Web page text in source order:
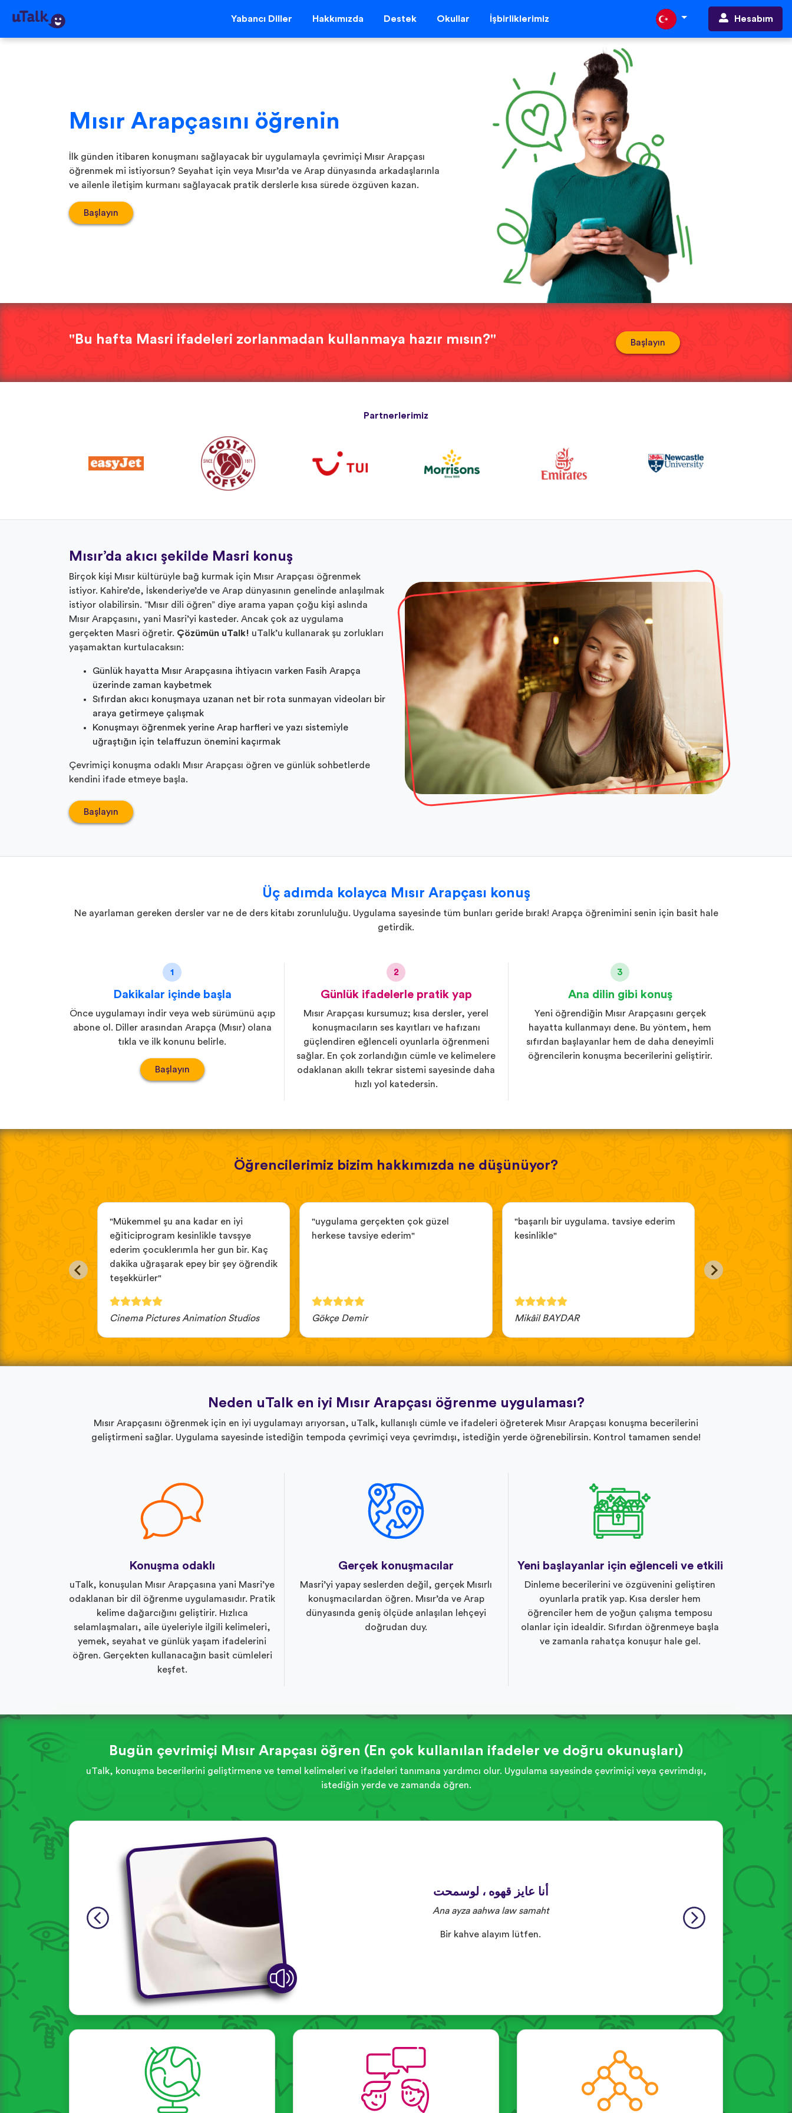
Yabancı Diller Hakkımızda Destek Okullar İşbirliklerimiz Hesabım
Mısır Arapçasını öğrenin
İlk günden itibaren konuşmanı sağlayacak bir uygulamayla çevrimiçi Mısır Arapçası
öğrenmek mi istiyorsun? Seyahat için veya Mısır’da ve Arap dünyasında arkadaşlarınla
ve ailenle iletişim kurmanı sağlayacak pratik derslerle kısa sürede özgüven kazan.
Başlayın
"Bu hafta Masri ifadeleri zorlanmadan kullanmaya hazır mısın?" Başlayın
Partnerlerimiz
Mısır’da akıcı şekilde Masri konuş
Birçok kişi Mısır kültürüyle bağ kurmak için Mısır Arapçası öğrenmek
istiyor. Kahire’de, İskenderiye’de ve Arap dünyasının genelinde anlaşılmak
istiyor olabilirsin. “Mısır dili öğren” diye arama yapan çoğu kişi aslında
Mısır Arapçasını, yani Masri’yi kasteder. Ancak çok az uygulama
gerçekten Masri öğretir. Çözümün uTalk! uTalk’u kullanarak şu zorlukları
yaşamaktan kurtulacaksın:
Günlük hayatta Mısır Arapçasına ihtiyacın varken Fasih Arapça
üzerinde zaman kaybetmek
Sıfırdan akıcı konuşmaya uzanan net bir rota sunmayan videoları bir
araya getirmeye çalışmak
Konuşmayı öğrenmek yerine Arap harfleri ve yazı sistemiyle
uğraştığın için telaffuzun önemini kaçırmak
Çevrimiçi konuşma odaklı Mısır Arapçası öğren ve günlük sohbetlerde
kendini ifade etmeye başla.
Başlayın
Üç adımda kolayca Mısır Arapçası konuş
Ne ayarlaman gereken dersler var ne de ders kitabı zorunluluğu. Uygulama sayesinde tüm bunları geride bırak! Arapça öğrenimini senin için basit hale
getirdik.
1
Dakikalar içinde başla
Önce uygulamayı indir veya web sürümünü açıp
abone ol. Diller arasından Arapça (Mısır) olana
tıkla ve ilk konunu belirle.
Başlayın
2
Günlük ifadelerle pratik yap
Mısır Arapçası kursumuz; kısa dersler, yerel
konuşmacıların ses kayıtları ve hafızanı
güçlendiren eğlenceli oyunlarla öğrenmeni
sağlar. En çok zorlandığın cümle ve kelimelere
odaklanan akıllı tekrar sistemi sayesinde daha
hızlı yol katedersin.
3
Ana dilin gibi konuş
Yeni öğrendiğin Mısır Arapçasını gerçek
hayatta kullanmayı dene. Bu yöntem, hem
sıfırdan başlayanlar hem de daha deneyimli
öğrencilerin konuşma becerilerini geliştirir.
Öğrencilerimiz bizim hakkımızda ne düşünüyor?
"Mükemmel şu ana kadar en iyi
eğiticiprogram kesinlikle tavsşye
ederim çocuklerımla her gun bir. Kaç
dakika uğraşarak epey bir şey öğrendik
teşekkürler"
Cinema Pictures Animation Studios
"uygulama gerçekten çok güzel
herkese tavsiye ederim"
Gökçe Demir
"başarılı bir uygulama. tavsiye ederim
kesinlikle"
Mikâil BAYDAR
Neden uTalk en iyi Mısır Arapçası öğrenme uygulaması?
Mısır Arapçasını öğrenmek için en iyi uygulamayı arıyorsan, uTalk, kullanışlı cümle ve ifadeleri öğreterek Mısır Arapçası konuşma becerilerini
geliştirmeni sağlar. Uygulama sayesinde istediğin tempoda çevrimiçi veya çevrimdışı, istediğin yerde öğrenebilirsin. Kontrol tamamen sende!
Konuşma odaklı
uTalk, konuşulan Mısır Arapçasına yani Masri’ye
odaklanan bir dil öğrenme uygulamasıdır. Pratik
kelime dağarcığını geliştirir. Hızlıca
selamlaşmaları, aile üyeleriyle ilgili kelimeleri,
yemek, seyahat ve günlük yaşam ifadelerini
öğren. Gerçekten kullanacağın basit cümleleri
keşfet.
Gerçek konuşmacılar
Masri’yi yapay seslerden değil, gerçek Mısırlı
konuşmacılardan öğren. Mısır’da ve Arap
dünyasında geniş ölçüde anlaşılan lehçeyi
doğrudan duy.
Yeni başlayanlar için eğlenceli ve etkili
Dinleme becerilerini ve özgüvenini geliştiren
oyunlarla pratik yap. Kısa dersler hem
öğrenciler hem de yoğun çalışma temposu
olanlar için idealdir. Sıfırdan öğrenmeye başla
ve zamanla rahatça konuşur hale gel.
Bugün çevrimiçi Mısır Arapçası öğren (En çok kullanılan ifadeler ve doğru okunuşları)
uTalk, konuşma becerilerini geliştirmene ve temel kelimeleri ve ifadeleri tanımana yardımcı olur. Uygulama sayesinde çevrimiçi veya çevrimdışı,
istediğin yerde ve zamanda öğren.
أنا عايز قهوه ، لوسمحت
Ana ayza aahwa law samaht
Bir kahve alayım lütfen.